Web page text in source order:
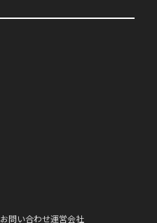
お問い合わせ運営会社